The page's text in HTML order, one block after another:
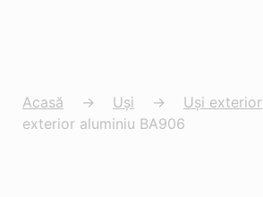
Acasă → Uși → Uși exterior
exterior aluminiu BA906